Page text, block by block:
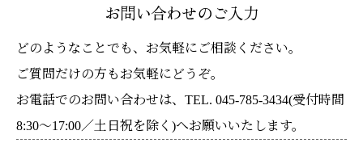
お問い合わせのご入力
どのようなことでも、お気軽にご相談ください。
ご質問だけの方もお気軽にどうぞ。
お電話でのお問い合わせは、TEL. 045-785-3434(受付時間
8:30〜17:00／土日祝を除く)へお願いいたします。